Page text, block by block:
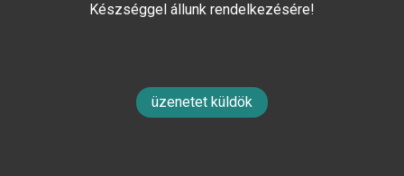
Készséggel állunk rendelkezésére!
üzenetet küldök